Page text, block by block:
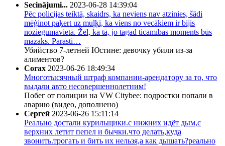
Secinājumi... 2023-06-28 14:39:04
Pēc policijas teiktā, skaidrs, ka neviens nav atzinies, šādi
mēģinot paķert uz muļķi, ka viens no vecākiem ir bijis
noziegumavietā. Žēl, ka tā, jo tagad ticamības moments būs
mazāks. Parasti…
Убийство 7-летней Юстине: девочку убили из-за
алиментов?
Corax 2023-06-26 18:49:34
Многотысячный штраф компании-арендатору за то, что
выдали авто несовершеннолетним!
Побег от полиции на VW Citybee: подростки попали в
аварию (видео, дополнено)
Сергей 2023-06-26 15:11:14
Реально достали курильщики.с нижних идёт дым,с
верхних летит пепел и бычки.что делать,куда
звонить.трогать и бить их нельзя,а как дышать?реально